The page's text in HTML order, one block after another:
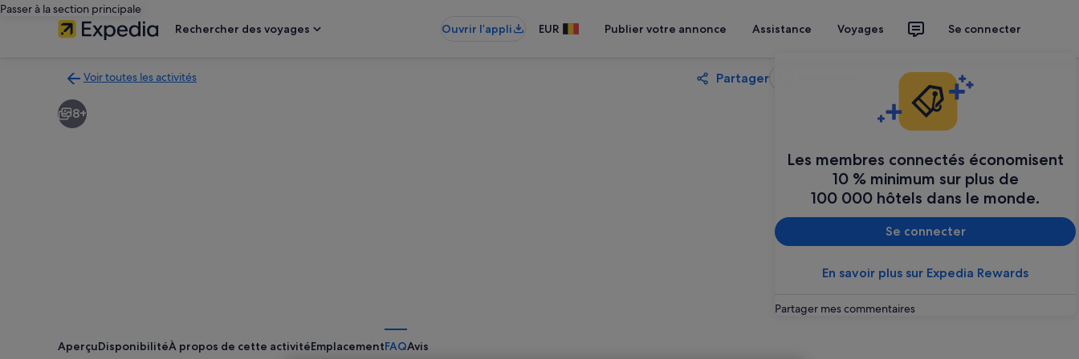
Passer à la section principale
Rechercher des voyages
Ouvrir l’appli EUR Publier votre annonce Assistance Voyages Se connecter
Les membres connectés économisent
10 % minimum sur plus de
100 000 hôtels dans le monde.
Se connecter
En savoir plus sur Expedia Rewards
Partager mes commentaires
Voir toutes les activités
à
la
Partager
8+
AperçuDisponibilitéÀ propos de cette activitéEmplacementFAQAvis